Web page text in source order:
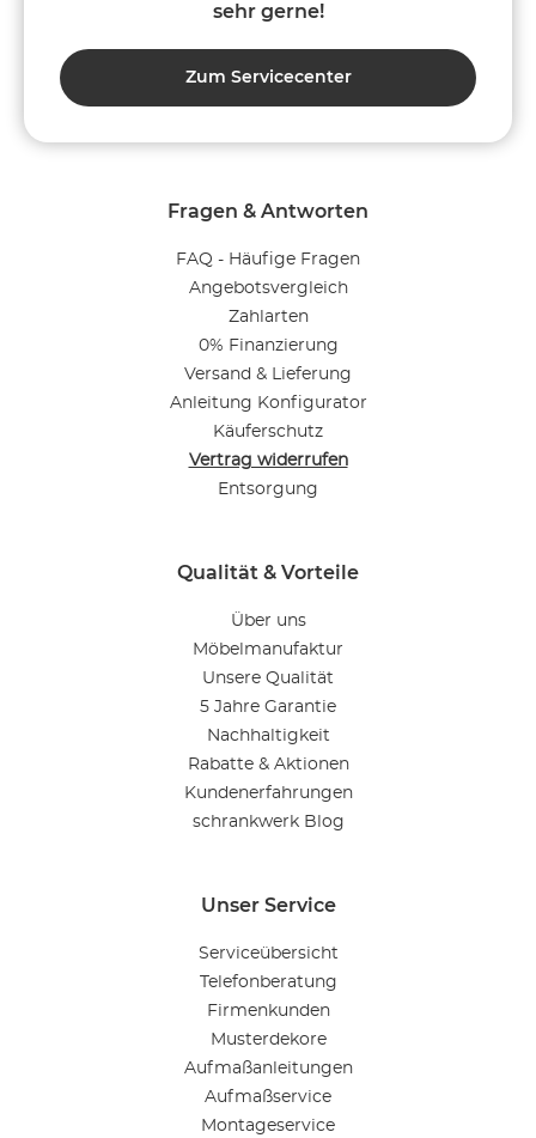
Fragen & Antworten
FAQ - Häufige Fragen
Angebotsvergleich
Zahlarten
0% Finanzierung
Versand & Lieferung
Anleitung Konfigurator
Käuferschutz
Vertrag widerrufen
Entsorgung
Qualität & Vorteile
Über uns
Möbelmanufaktur
Unsere Qualität
5 Jahre Garantie
Nachhaltigkeit
Rabatte & Aktionen
Kundenerfahrungen
schrankwerk Blog
Unser Service
Serviceübersicht
Telefonberatung
Firmenkunden
Musterdekore
Aufmaßanleitungen
Aufmaßservice
Montageservice
sehr gerne!
Zum Servicecenter